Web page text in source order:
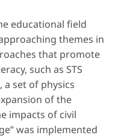
educational field
themes in
that promote
such as STS
a set of physics
of the
impacts of civil
was implemented